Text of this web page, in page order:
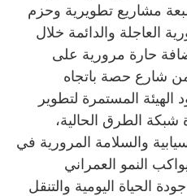
سبعة مشاريع تطويرية وحزم
العاجلة والدائمة خلال
حارة مرورية على
شارع حصة باتجاه
المستمرة لتطوير
شبكة الطرق الحالية،
والسلامة المرورية في
النمو العمراني
الحياة اليومية والتنقل